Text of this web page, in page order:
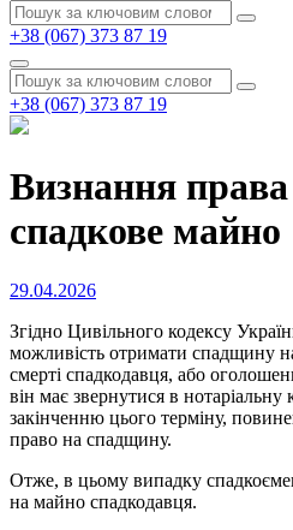
Пошук:
Пошук
+38 (067) 373 87 19
Пошук
Пошук:
Пошук
+38 (067) 373 87 19
Визнання права
спадкове майно
Опубліковано
29.04.2026
Згідно Цивільного кодексу
можливість отримати спадщину
смерті спадкодавця, або
він має звернутися в нотаріальну
закінченню цього терміну,
право на спадщину.
Отже, в цьому випадку
на майно спадкодавця.